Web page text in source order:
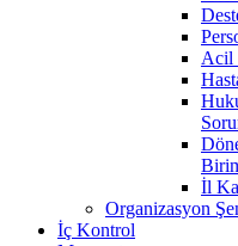
Acil
İl
Organizasyon
İç Kontrol